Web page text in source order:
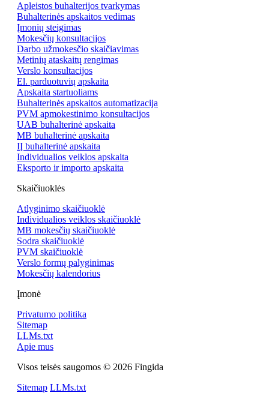
Apleistos buhalterijos tvarkymas
Buhalterinės apskaitos vedimas
Įmonių steigimas
Mokesčių konsultacijos
Darbo užmokesčio skaičiavimas
Metinių ataskaitų rengimas
Verslo konsultacijos
El. parduotuvių apskaita
Apskaita startuoliams
Buhalterinės apskaitos automatizacija
PVM apmokestinimo konsultacijos
UAB buhalterinė apskaita
MB buhalterinė apskaita
IĮ buhalterinė apskaita
Individualios veiklos apskaita
Eksporto ir importo apskaita
Skaičiuoklės
Atlyginimo skaičiuoklė
Individualios veiklos skaičiuoklė
MB mokesčių skaičiuoklė
Sodra skaičiuoklė
PVM skaičiuoklė
Verslo formų palyginimas
Mokesčių kalendorius
Įmonė
Privatumo politika
Sitemap
LLMs.txt
Apie mus
Visos teisės saugomos © 2026 Fingida
Sitemap LLMs.txt